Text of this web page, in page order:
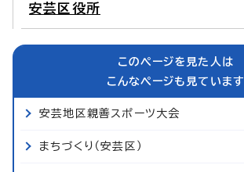
安芸区役所
このページを見た人は
こんなページも見ています
安芸地区親善スポーツ大会
まちづくり（安芸区）